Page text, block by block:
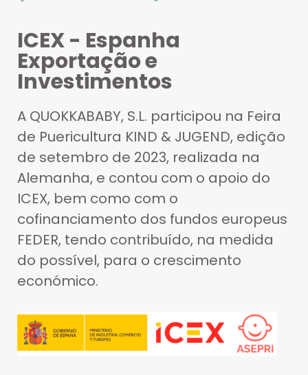
ICEX - Espanha
Exportação e
Investimentos
A QUOKKABABY, S.L. participou na Feira
de Puericultura KIND & JUGEND, edição
de setembro de 2023, realizada na
Alemanha, e contou com o apoio do
ICEX, bem como com o
cofinanciamento dos fundos europeus
FEDER, tendo contribuído, na medida
do possível, para o crescimento
económico.